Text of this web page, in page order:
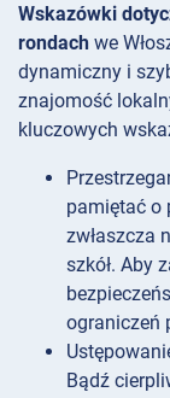
Wskazówki
rondach we
dynamiczny i
znajomość
kluczowych
pamiętać o
zwłaszcza
szkół. Aby
ograniczeń
Bądź